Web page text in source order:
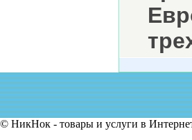
© НикНок - товары и услуги в